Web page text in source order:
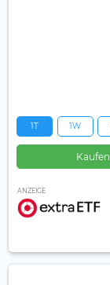
1T 1W
Kaufen
ANZEIGE